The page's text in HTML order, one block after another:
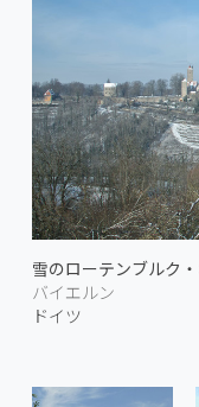
雪のローテンブルク
バイエルン
ドイツ